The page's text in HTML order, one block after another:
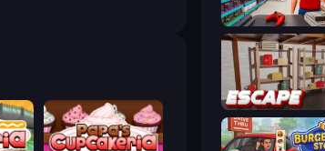
Tech Mart
Kitchen Escape